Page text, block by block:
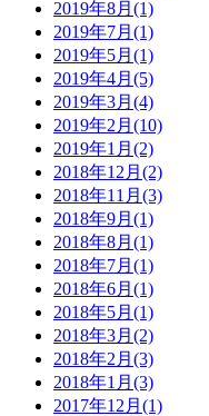
2019年8月 (1)
2019年7月 (1)
2019年5月 (1)
2019年4月 (5)
2019年3月 (4)
2019年2月 (10)
2019年1月 (2)
2018年12月 (2)
2018年11月 (3)
2018年9月 (1)
2018年8月 (1)
2018年7月 (1)
2018年6月 (1)
2018年5月 (1)
2018年3月 (2)
2018年2月 (3)
2018年1月 (3)
2017年12月 (1)